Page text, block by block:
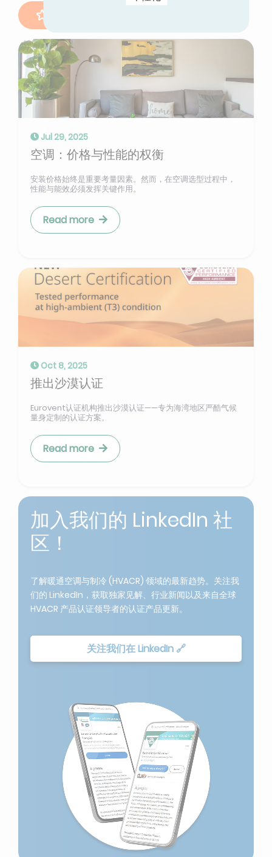
Jul 29, 2025
空调：价格与性能的权衡
安装价格始终是重要考量因素。然而，在空调选型过程中，
性能与能效必须发挥关键作用。
Read more
Oct 8, 2025
推出沙漠认证
Eurovent认证机构推出沙漠认证——专为海湾地区严酷气候
量身定制的认证方案。
Read more
加入我们的 LinkedIn 社
区！
了解暖通空调与制冷 (HVACR) 领域的最新趋势。关注我
们的 LinkedIn，获取独家见解、行业新闻以及来自全球
HVACR 产品认证领导者的认证产品更新。
关注我们在 LinkedIn 🔗